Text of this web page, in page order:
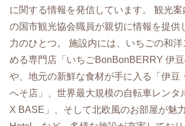
に関する情報を発信しています。 観光
の国市観光協会職員が親切に情報を提供
力のひとつ。 施設内には、いちごの和
める専門店「いちごBonBonBERRY 伊豆
や、地元の新鮮な食材が手に入る「伊豆
へそ店」、世界最大規模の自転車レンタ
X BASE」、そして北欧風のお部屋が魅